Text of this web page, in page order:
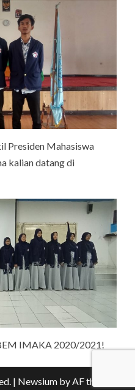
Presiden Mahasiswa
kalian datang di
IMAKA 2020/2021!
| Newsium by AF themes.